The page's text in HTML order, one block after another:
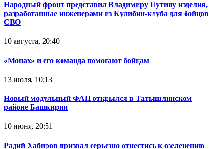
Народный фронт представил Владимиру Путину изделия,
разработанные инженерами из Кулибин-клуба для бойцов
СВО
10 августа, 20:40
«Монах» и его команда помогают бойцам
13 июля, 10:13
Новый модульный ФАП открылся в Татышлинском
районе Башкирии
10 июня, 20:51
Радий Хабиров призвал серьезно отнестись к озеленению